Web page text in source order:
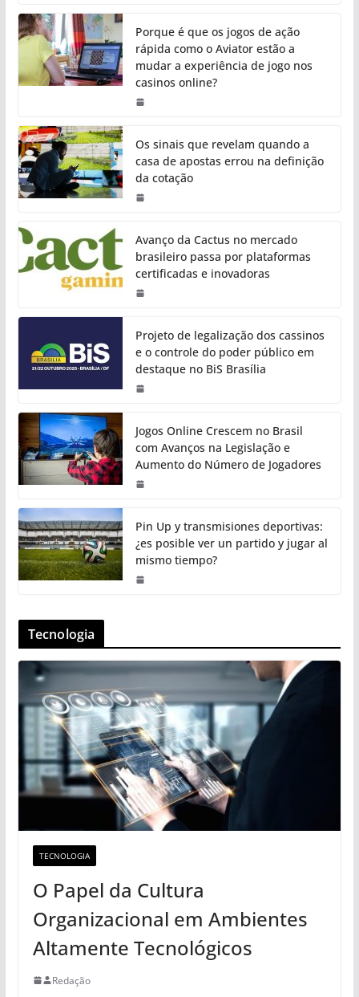
Porque é que os jogos de ação
rápida como o Aviator estão a
mudar a experiência de jogo nos
casinos online?
Os sinais que revelam quando a
casa de apostas errou na definição
da cotação
Avanço da Cactus no mercado
brasileiro passa por plataformas
certificadas e inovadoras
Projeto de legalização dos cassinos
e o controle do poder público em
destaque no BiS Brasília
Jogos Online Crescem no Brasil
com Avanços na Legislação e
Aumento do Número de Jogadores
Pin Up y transmisiones deportivas:
¿es posible ver un partido y jugar al
mismo tiempo?
Tecnologia
TECNOLOGIA
O Papel da Cultura
Organizacional em Ambientes
Altamente Tecnológicos
Redação